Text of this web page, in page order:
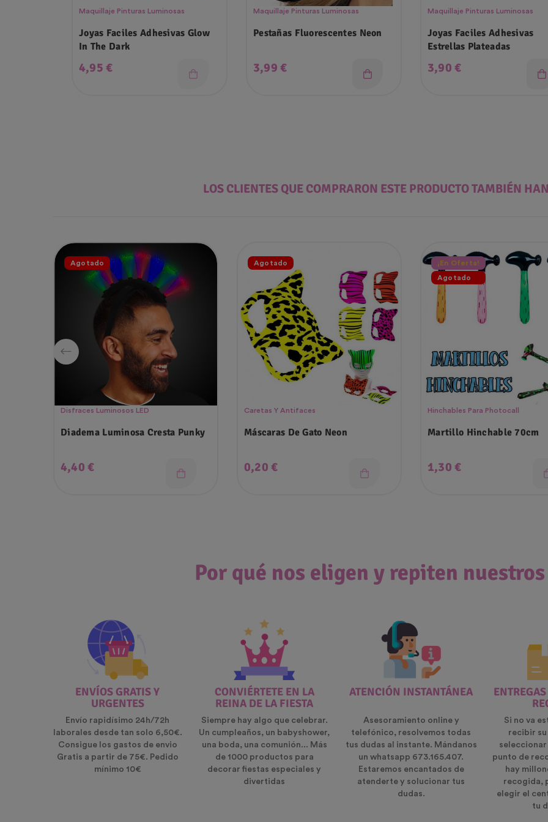
Maquillaje Pinturas Luminosas
Joyas Faciles Adhesivas Glow
In The Dark
Precio
4,95 €
Maquillaje Pinturas Luminosas
Pestañas Fluorescentes Neon
Precio
3,99 €
Maquillaje Pinturas Luminosas
Joyas Faciles Adhesivas
Estrellas Plateadas
Precio
3,90 €
LOS CLIENTES QUE COMPRARON ESTE PRODUCTO TAMBIÉN
Agotado
Disfraces Luminosos LED
Diadema Luminosa Cresta Punky
Precio
4,40 €
Agotado
Caretas Y Antifaces
Máscaras De Gato Neon
Precio
0,20 €
¡En Oferta!
Agotado
Hinchables Para Photocall
Martillo Hinchable 70cm
Precio
1,30 €
Por qué nos eligen y repiten
ENVÍOS GRATIS Y
URGENTES
Envío rapidísimo 24h/72h
laborales desde tan solo 6,50€.
Consigue los gastos de envio
Gratis a partir de 75€. Pedido
mínimo 10€
CONVIÉRTETE EN LA
REINA DE LA FIESTA
Siempre hay algo que celebrar.
Un cumpleaños, un babyshower,
una boda, una comunión... Más
de 1000 productos para
decorar fiestas especiales y
divertidas
ATENCIÓN INSTANTÁNEA
Asesoramiento online y
telefónico, resolvemos todas
tus dudas al instante. Mándanos
un whatsapp 673.165.407.
Estaremos encantados de
atenderte y solucionar tus
dudas.
Si no va
recibir
punto de
hay
recogida,
elegir el
tu